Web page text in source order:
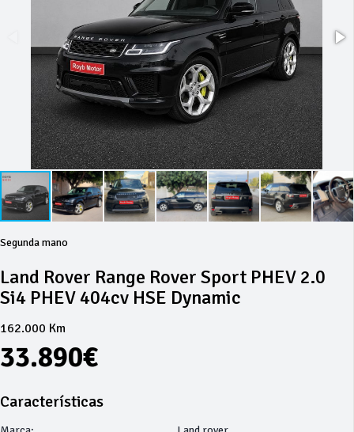
Segunda mano
Land Rover Range Rover Sport PHEV 2.0
Si4 PHEV 404cv HSE Dynamic
162.000 Km
33.890€
Características